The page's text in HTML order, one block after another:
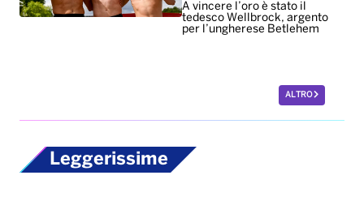
A vincere l’oro è stato il
tedesco Wellbrock, argento
per l’ungherese Betlehem
ALTRO
Leggerissime